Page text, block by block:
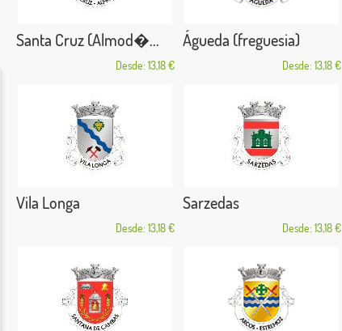
Santa Cruz (Almod�...
Desde: 13,18 €
Águeda (freguesia)
Desde: 13,18 €
Vila Longa
Desde: 13,18 €
Sarzedas
Desde: 13,18 €